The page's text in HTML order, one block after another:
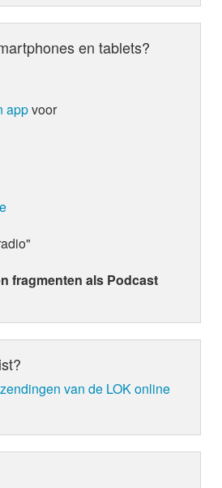
en tablets?
appvoor
fragmenten als Podcast
van de LOK online